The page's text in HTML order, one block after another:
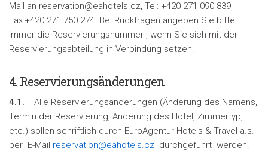
Mail an reservation@eahotels.cz, Tel: +420 271 090 839,
Fax:+420 271 750 274. Bei Rückfragen angeben Sie bitte
immer die Reservierungsnummer , wenn Sie sich mit der
Reservierungsabteilung in Verbindung setzen.
4. Reservierungsänderungen
4.1. Alle Reservierungsänderungen (Änderung des Namens,
Termin der Reservierung, Änderung des Hotel, Zimmertyp,
etc.) sollen schriftlich durch EuroAgentur Hotels & Travel a.s.
per E-Mail reservation@eahotels.cz durchgeführt werden.